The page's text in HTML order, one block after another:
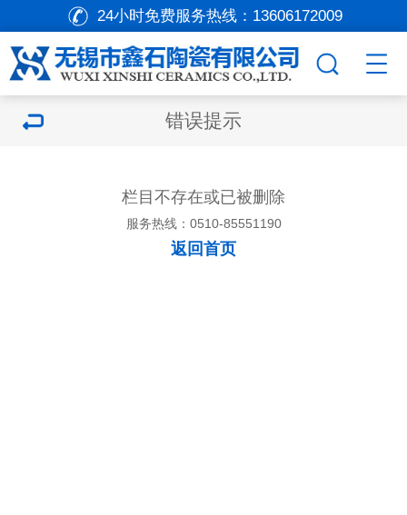
24小时免费服务热线： 13606172009
错误提示
栏目不存在或已被删除
服务热线：0510-85551190
返回首页